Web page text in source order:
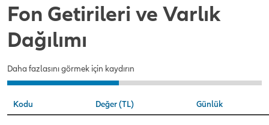
Fon Getirileri ve Varlık
Dağılımı
Daha fazlasını görmek için kaydırın
Kodu Değer (TL) Günlük